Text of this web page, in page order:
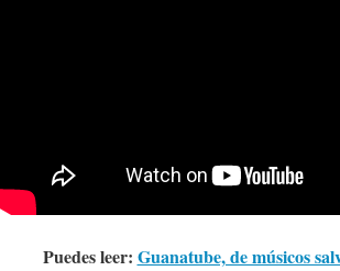
Puedes leer: Guanatube, de músicos